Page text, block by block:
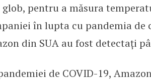
glob, pentru a măsura
în lupta cu pandemia de
din SUA au fost detectați
de COVID-19,